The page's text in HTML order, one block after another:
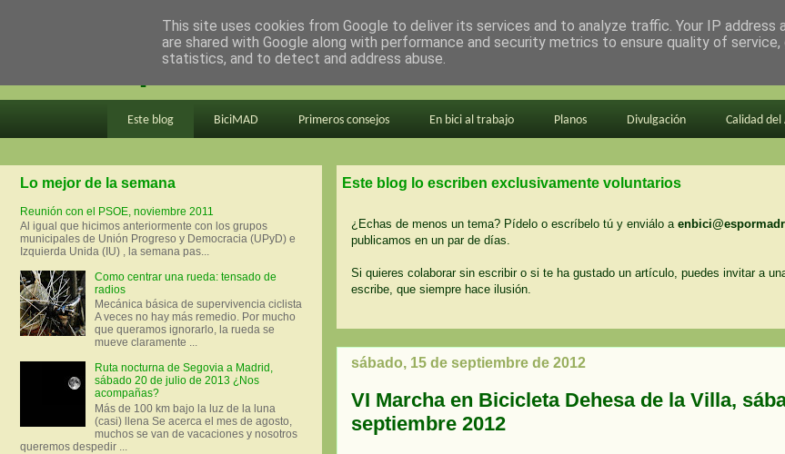
en bici por madrid
Este blog BiciMAD Primeros consejos En bici al trabajo Planos Divulgación Calidad del
Este blog lo escriben exclusivamente voluntarios
¿Echas de menos un tema? Pídelo o escríbelo tú y enviálo a
publicamos en un par de días.
Si quieres colaborar sin escribir o si te ha gustado un artículo, puedes invitar a
escribe, que siempre hace ilusión.
sábado, 15 de septiembre de 2012
VI Marcha en Bicicleta Dehesa de la Villa,
septiembre 2012
Lo mejor de la semana
Reunión con el PSOE, noviembre 2011
Al igual que hicimos anteriormente con los grupos
municipales de Unión Progreso y Democracia (UPyD) e
Izquierda Unida (IU) , la semana pas...
Como centrar una rueda: tensado de
radios
Mecánica básica de supervivencia ciclista
A veces no hay más remedio. Por mucho
que queramos ignorarlo, la rueda se
mueve claramente ...
Ruta nocturna de Segovia a Madrid,
sábado 20 de julio de 2013 ¿Nos
acompañas?
Más de 100 km bajo la luz de la luna
(casi) llena Se acerca el mes de agosto,
muchos se van de vacaciones y nosotros
queremos despedir ...
This site uses cookies from Google to deliver its services and to analyze traffic. Your IP address
are shared with Google along with performance and security metrics to ensure quality of service,
statistics, and to detect and address abuse.